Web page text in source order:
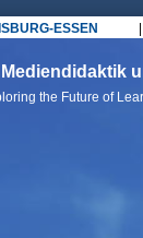
ESSEN
the Future of